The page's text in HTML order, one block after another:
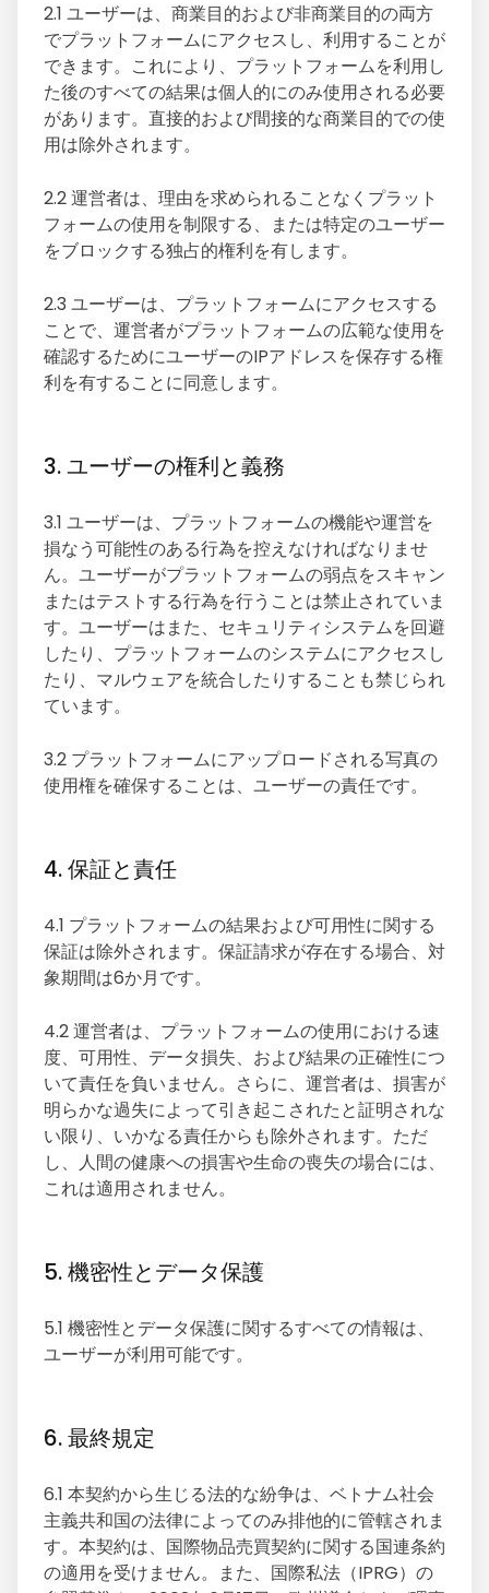
2.1 ユーザーは、商業目的および非商業目的の両方
でプラットフォームにアクセスし、利用することが
できます。これにより、プラットフォームを利用し
た後のすべての結果は個人的にのみ使用される必要
があります。直接的および間接的な商業目的での使
用は除外されます。
2.2 運営者は、理由を求められることなくプラット
フォームの使用を制限する、または特定のユーザー
をブロックする独占的権利を有します。
2.3 ユーザーは、プラットフォームにアクセスする
ことで、運営者がプラットフォームの広範な使用を
確認するためにユーザーのIPアドレスを保存する権
利を有することに同意します。
3. ユーザーの権利と義務
3.1 ユーザーは、プラットフォームの機能や運営を
損なう可能性のある行為を控えなければなりませ
ん。ユーザーがプラットフォームの弱点をスキャン
またはテストする行為を行うことは禁止されていま
す。ユーザーはまた、セキュリティシステムを回避
したり、プラットフォームのシステムにアクセスし
たり、マルウェアを統合したりすることも禁じられ
ています。
3.2 プラットフォームにアップロードされる写真の
使用権を確保することは、ユーザーの責任です。
4. 保証と責任
4.1 プラットフォームの結果および可用性に関する
保証は除外されます。保証請求が存在する場合、対
象期間は6か月です。
4.2 運営者は、プラットフォームの使用における速
度、可用性、データ損失、および結果の正確性につ
いて責任を負いません。さらに、運営者は、損害が
明らかな過失によって引き起こされたと証明されな
い限り、いかなる責任からも除外されます。ただ
し、人間の健康への損害や生命の喪失の場合には、
これは適用されません。
5. 機密性とデータ保護
5.1 機密性とデータ保護に関するすべての情報は、
ユーザーが利用可能です。
6. 最終規定
6.1 本契約から生じる法的な紛争は、ベトナム社会
主義共和国の法律によってのみ排他的に管轄されま
す。本契約は、国際物品売買契約に関する国連条約
の適用を受けません。また、国際私法（IPRG）の